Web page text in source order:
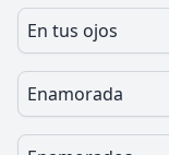
En tus ojos
Enamorada